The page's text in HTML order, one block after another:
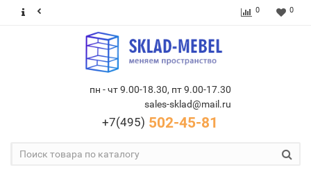
0 0
пн - чт 9.00-18.30, пт 9.00-17.30
sales-sklad@mail.ru
+7(495) 502-45-81